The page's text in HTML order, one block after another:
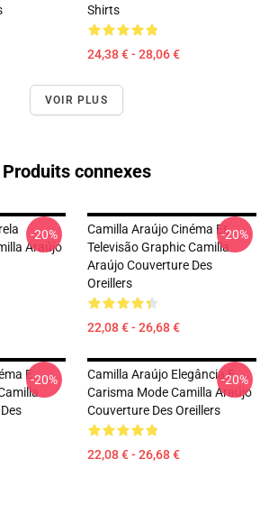
Shirts
24,38 € - 28,06 €
VOIR PLUS
Produits connexes
Araújo
-20%
Camilla Araújo Cinéma Et
Televisão Graphic Camilla
Araújo Couverture Des
Oreillers
22,08 € - 26,68 €
-20%
E-20%
Camilla Araújo Elegância E
Carisma Mode Camilla Araújo
Couverture Des Oreillers
22,08 € - 26,68 €
-20%